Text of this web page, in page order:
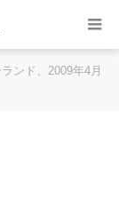
ンド、2009年4月